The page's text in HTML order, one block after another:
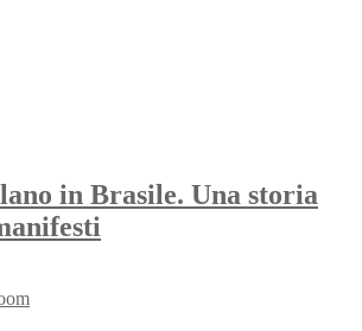
in Brasile. Una storia